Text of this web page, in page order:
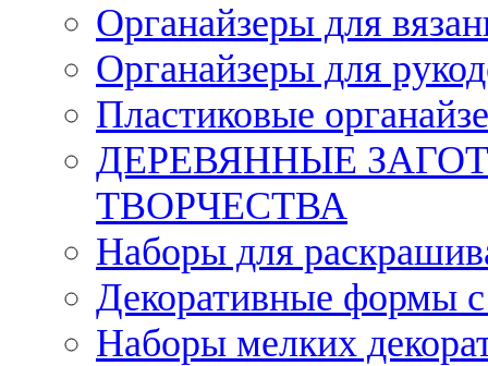
Органайзеры для
Органайзеры для
Пластиковые
ДЕРЕВЯННЫЕ
ТВОРЧЕСТВА
Наборы для
Декоративные формы с
Наборы мелких